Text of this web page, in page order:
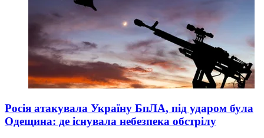
Росія атакувала Україну БпЛА, під ударом була
Одещина: де існувала небезпека обстрілу